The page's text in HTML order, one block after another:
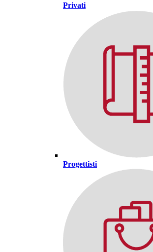
Privati
Progettisti